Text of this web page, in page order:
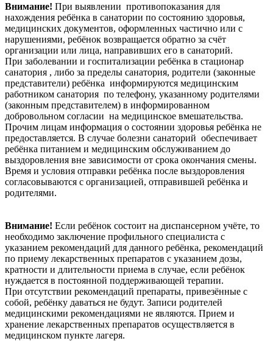
Внимание! При выявлении противопоказания для
нахождения ребёнка в санатории по состоянию здоровья,
медицинских документов, оформленных частично или с
нарушениями, ребёнок возвращается обратно за счёт
организации или лица, направивших его в санаторий.
При заболевании и госпитализации ребёнка в стационар
санатория , либо за пределы санатория, родители (законные
представители) ребёнка информируются медицинским
работником санатория по телефону, указанному родителями
(законным представителем) в информированном
добровольном согласии на медицинское вмешательства.
Прочим лицам информация о состоянии здоровья ребёнка не
предоставляется. В случае болезни санаторий обеспечивает
ребёнка питанием и медицинским обслуживанием до
выздоровления вне зависимости от срока окончания смены.
Время и условия отправки ребёнка после выздоровления
согласовываются с организацией, отправившей ребёнка и
родителями.
Внимание! Если ребёнок состоит на диспансерном учёте, то
необходимо заключение профильного специалиста с
указанием рекомендаций для данного ребёнка, рекомендаций
по приему лекарственных препаратов с указанием дозы,
кратности и длительности приема в случае, если ребёнок
нуждается в постоянной поддерживающей терапии.
При отсутствии рекомендаций препараты, привезённые с
собой, ребёнку даваться не будут. Записи родителей
медицинскими рекомендациями не являются. Прием и
хранение лекарственных препаратов осуществляется в
медицинском пункте лагеря.